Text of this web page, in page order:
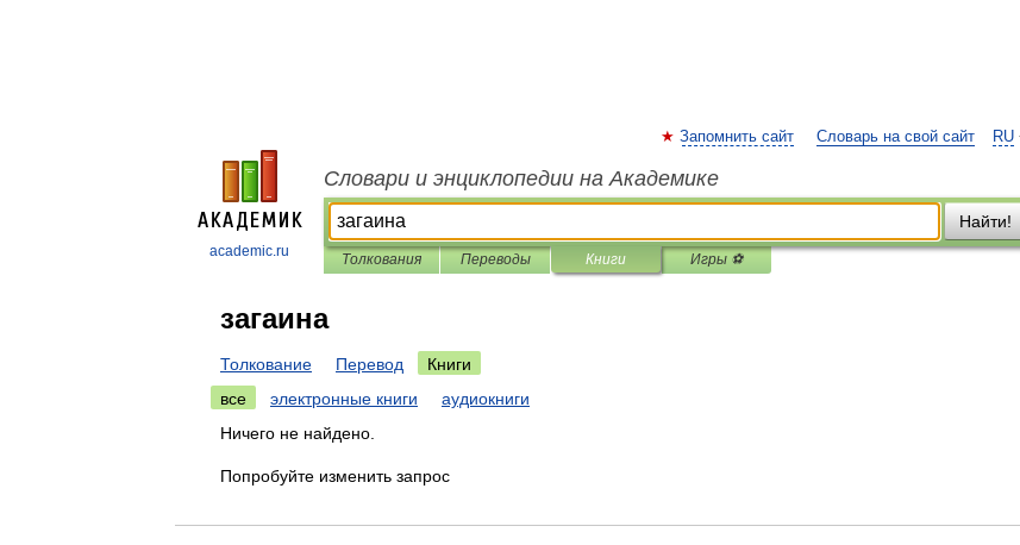
academic.ru
RU
Запомнить сайт Словарь на свой сайт
Словари и энциклопедии на Академике
Найти!
Толкования Переводы Книги Игры ⚽
загаина
Толкование Перевод
Книги
все
электронные книги
аудиокниги
Ничего не найдено.
Попробуйте изменить запрос